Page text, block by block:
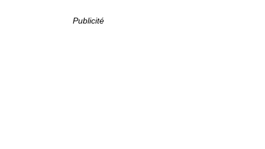
Publicité